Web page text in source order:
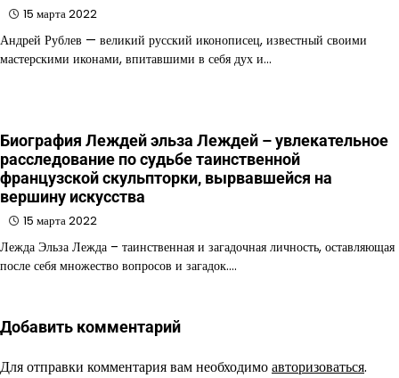
15 марта 2022
Андрей Рублев — великий русский иконописец, известный своими
мастерскими иконами, впитавшими в себя дух и…
Биография Леждей эльза Леждей – увлекательное
расследование по судьбе таинственной
французской скульпторки, вырвавшейся на
вершину искусства
15 марта 2022
Лежда Эльза Лежда – таинственная и загадочная личность, оставляющая
после себя множество вопросов и загадок.…
Добавить комментарий
Для отправки комментария вам необходимоавторизоваться.